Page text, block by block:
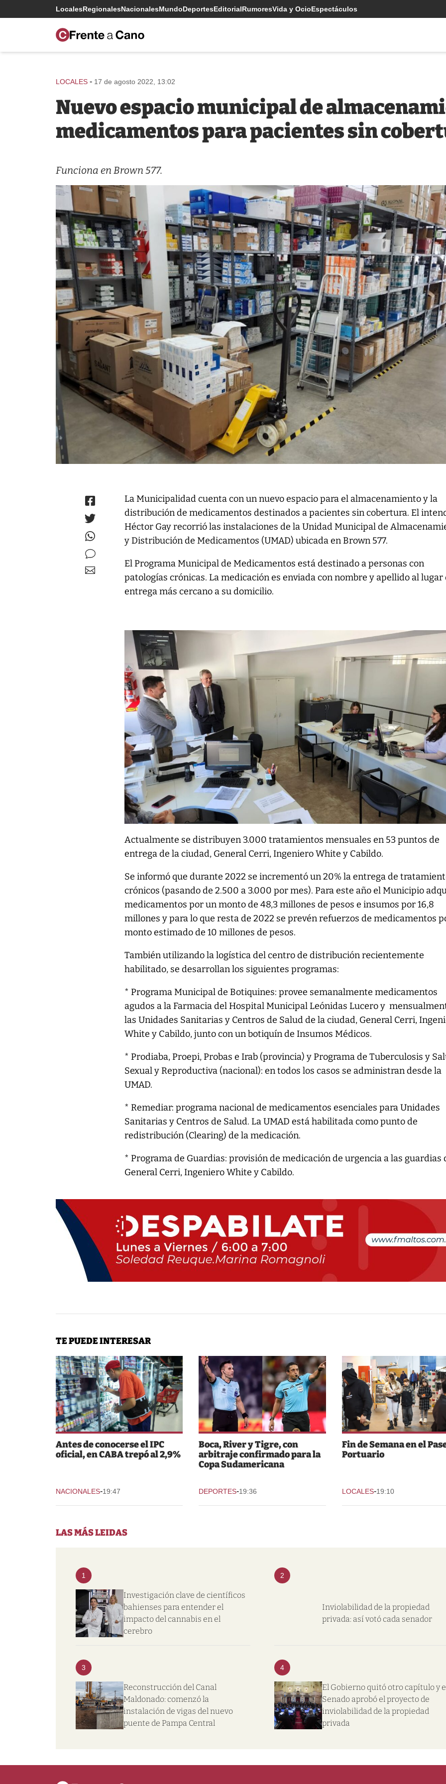
LocalesRegionalesNacionalesMundoDeportesEditorialRumoresVida y OcioEspectáculos
LOCALES - 17 de agosto 2022, 13:02
Nuevo espacio municipal de
medicamentos para pacientes sin
Funciona en Brown 577.
La Municipalidad cuenta con un nuevo espacio para el almacenamiento y la
distribución de medicamentos destinados a pacientes sin cobertura. El
Héctor Gay recorrió las instalaciones de la Unidad Municipal de
y Distribución de Medicamentos (UMAD) ubicada en Brown 577.
El Programa Municipal de Medicamentos está destinado a personas con
patologías crónicas. La medicación es enviada con nombre y apellido al lugar
entrega más cercano a su domicilio.
Actualmente se distribuyen 3.000 tratamientos mensuales en 53 puntos de
entrega de la ciudad, General Cerri, Ingeniero White y Cabildo.
Se informó que durante 2022 se incrementó un 20% la entrega de
crónicos (pasando de 2.500 a 3.000 por mes). Para este año el Municipio
medicamentos por un monto de 48,3 millones de pesos e insumos por 16,8
millones y para lo que resta de 2022 se prevén refuerzos de medicamentos
monto estimado de 10 millones de pesos.
También utilizando la logística del centro de distribución recientemente
habilitado, se desarrollan los siguientes programas:
* Programa Municipal de Botiquines: provee semanalmente medicamentos
agudos a la Farmacia del Hospital Municipal Leónidas Lucero y
las Unidades Sanitarias y Centros de Salud de la ciudad, General Cerri,
White y Cabildo, junto con un botiquín de Insumos Médicos.
* Prodiaba, Proepi, Probas e Irab (provincia) y Programa de Tuberculosis y
Sexual y Reproductiva (nacional): en todos los casos se administran desde la
UMAD.
* Remediar: programa nacional de medicamentos esenciales para Unidades
Sanitarias y Centros de Salud. La UMAD está habilitada como punto de
redistribución (Clearing) de la medicación.
* Programa de Guardias: provisión de medicación de urgencia a las guardias
General Cerri, Ingeniero White y Cabildo.
TE PUEDE INTERESAR
Antes de conocerse el IPC
oficial, en CABA trepó al 2,9%
NACIONALES-19:47
Boca, River y Tigre, con
arbitraje confirmado para la
Copa Sudamericana
DEPORTES-19:36
Fin de Semana en el
Portuario
LOCALES-19:10
LAS MÁS LEIDAS
1
Investigación clave de científicos
bahienses para entender el
impacto del cannabis en el
cerebro
2
Inviolabilidad de la propiedad
privada: así votó cada senador
3
Reconstrucción del Canal
Maldonado: comenzó la
instalación de vigas del nuevo
puente de Pampa Central
4
El Gobierno quitó otro capítulo y
Senado aprobó el proyecto de
inviolabilidad de la propiedad
privada